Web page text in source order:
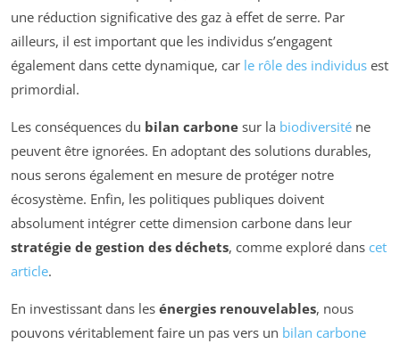
une réduction significative des gaz à effet de serre. Par
ailleurs, il est important que les individus s’engagent
également dans cette dynamique, car le rôle des individus est
primordial.
Les conséquences du bilan carbone sur la biodiversité ne
peuvent être ignorées. En adoptant des solutions durables,
nous serons également en mesure de protéger notre
écosystème. Enfin, les politiques publiques doivent
absolument intégrer cette dimension carbone dans leur
stratégie de gestion des déchets, comme exploré dans cet
article.
En investissant dans les énergies renouvelables, nous
pouvons véritablement faire un pas vers un bilan carbone